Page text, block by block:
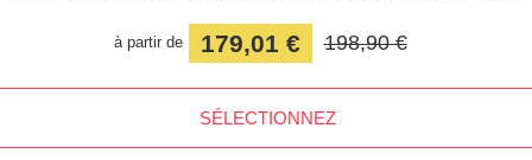
à partir de 179,01 € 198,90 €
SÉLECTIONNEZ